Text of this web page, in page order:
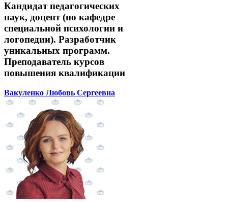
Кандидат педагогических
наук, доцент (по кафедре
специальной психологии и
логопедии). Разработчик
уникальных программ.
Преподаватель курсов
повышения квалификации
Вакуленко Любовь Сергеевна